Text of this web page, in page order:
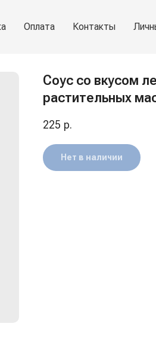
Оплата Контакты
Соус со вкусом
растительных
225 р.
Нет в наличии